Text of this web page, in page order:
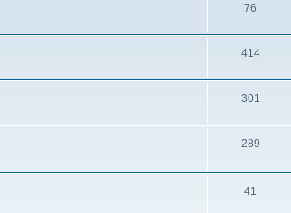
76
414
301
289
41